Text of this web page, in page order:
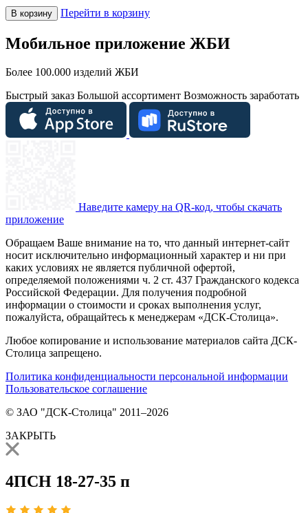
В корзину Перейти в корзину
Мобильное приложение ЖБИ
Более 100.000 изделий ЖБИ
Быстрый заказ Большой ассортимент Возможность заработать
Наведите камеру на QR-код, чтобы скачать
приложение
Обращаем Ваше внимание на то, что данный интернет-сайт
носит исключительно информационный характер и ни при
каких условиях не является публичной офертой,
определяемой положениями ч. 2 ст. 437 Гражданского кодекса
Российской Федерации. Для получения подробной
информации о стоимости и сроках выполнения услуг,
пожалуйста, обращайтесь к менеджерам «ДСК-Столица».
Любое копирование и использование материалов сайта ДСК-
Столица запрещено.
Политика конфиденциальности персональной информации
Пользовательское соглашение
© ЗАО "ДСК-Столица" 2011–2026
ЗАКРЫТЬ
4ПСН 18-27-35 п